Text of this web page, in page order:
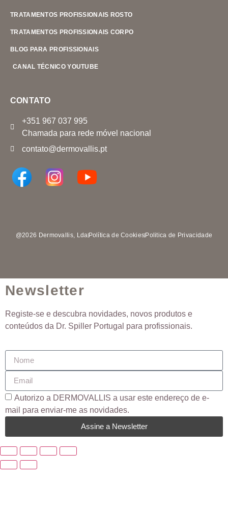
TRATAMENTOS PROFISSIONAIS ROSTO
TRATAMENTOS PROFISSIONAIS CORPO
BLOG PARA PROFISSIONAIS
CANAL TÉCNICO YOUTUBE
CONTATO
+351 967 037 995
Chamada para rede móvel nacional
contato@dermovallis.pt
@2026 Dermovallis, LdaPolítica de CookiesPolitica de Privacidade
Newsletter
Registe-se e descubra novidades, novos produtos e
conteúdos da Dr. Spiller Portugal para profissionais.
Autorizo ​​a DERMOVALLIS a usar este endereço de e-
mail para enviar-me as novidades.
Assine a Newsletter